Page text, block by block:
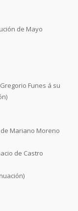
de Mayo
Funes á su
Mariano Moreno
de Castro